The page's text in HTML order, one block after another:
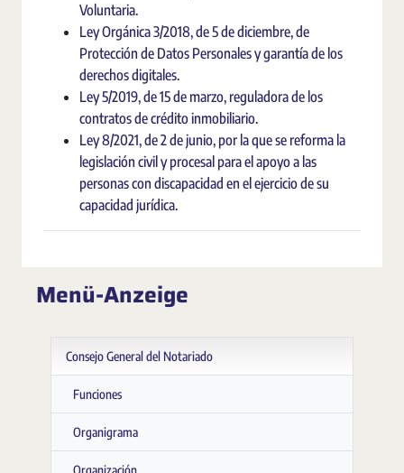
Voluntaria.
Ley Orgánica 3/2018, de 5 de diciembre, de
Protección de Datos Personales y garantía de los
derechos digitales.
Ley 5/2019, de 15 de marzo, reguladora de los
contratos de crédito inmobiliario.
Ley 8/2021, de 2 de junio, por la que se reforma la
legislación civil y procesal para el apoyo a las
personas con discapacidad en el ejercicio de su
capacidad jurídica.
Menü-Anzeige
Consejo General del Notariado
Funciones
Organigrama
Organización